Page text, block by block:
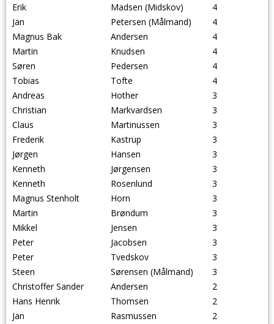
Erik
Madsen (Midskov)
4
Jan
Petersen (Målmand)
4
Magnus Bak
Andersen
4
Martin
Knudsen
4
Søren
Pedersen
4
Tobias
Tofte
4
Andreas
Hother
3
Christian
Markvardsen
3
Claus
Martinussen
3
Frederik
Kastrup
3
Jørgen
Hansen
3
Kenneth
Jørgensen
3
Kenneth
Rosenlund
3
Magnus Stenholt
Horn
3
Martin
Brøndum
3
Mikkel
Jensen
3
Peter
Jacobsen
3
Peter
Tvedskov
3
Steen
Sørensen (Målmand)
3
Christoffer Sander
Andersen
2
Hans Henrik
Thomsen
2
Jan
Rasmussen
2